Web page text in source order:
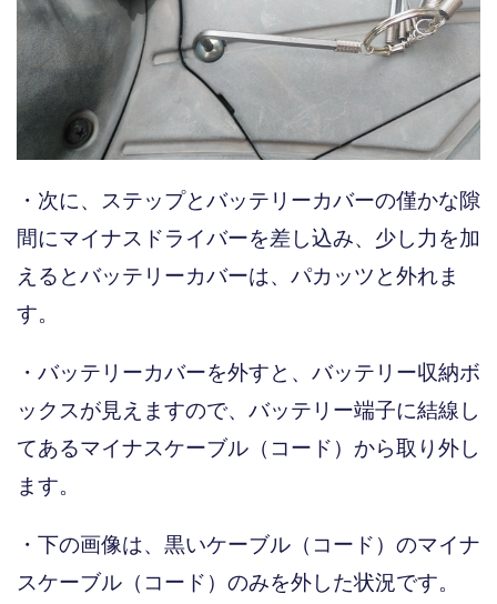
・次に、ステップとバッテリーカバーの僅かな隙
間にマイナスドライバーを差し込み、少し力を加
えるとバッテリーカバーは、パカッツと外れま
す。
・バッテリーカバーを外すと、バッテリー収納ボ
ックスが見えますので、バッテリー端子に結線し
てあるマイナスケーブル（コード）から取り外し
ます。
・下の画像は、黒いケーブル（コード）のマイナ
スケーブル（コード）のみを外した状況です。